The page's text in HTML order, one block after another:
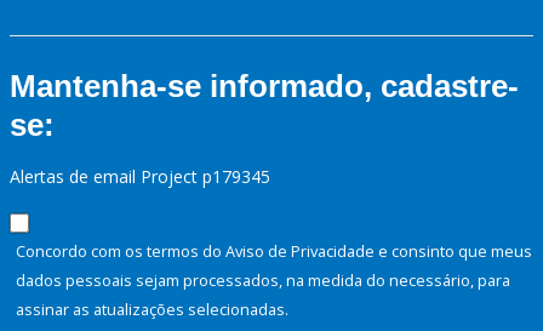
Mantenha-se informado, cadastre-
se:
Alertas de email Project p179345
Concordo com os termos do Aviso de Privacidade e consinto que meus
dados pessoais sejam processados, na medida do necessário, para
assinar as atualizações selecionadas.